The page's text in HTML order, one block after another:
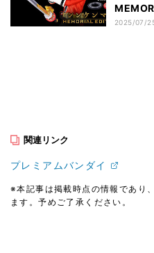
2025/07/
関連リンク
プレミアムバンダイ
※本記事は掲載時点の情報であり
ます。予めご了承ください。